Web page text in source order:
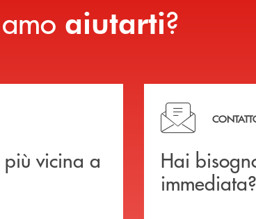
aiutarti?
te
più vicina a
Hai bisogno di
Hai
immediata?